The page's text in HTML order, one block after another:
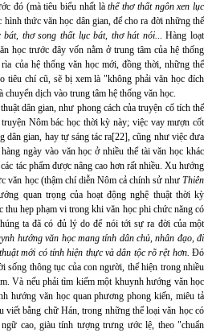
đó (mà tiêu biểu nhất làthể thơ thất ngôn xen lục
thức văn học dân gian, để cho ra đời những thể
bát, thơ song thất lục bát, thơ hát nói... Hàng loạt
học trước đây vốn nằm ở trung tâm của hệ thống
của hệ thống văn học mới, đồng thời, những thể
tiêu chí cũ, sẽ bị xem là "không phải văn học đích
dịch vào trung tâm hệ thống văn học.
dân gian, như phong cách của truyện cổ tích thế
Nôm bác học thời kỳ này; việc vay mượn cốt
dân gian, hay tự sáng tác ra[22], cũng như việc đưa
ngày vào văn học ở nhiều thể tài văn học khác
tác phẩm được nâng cao hơn rất nhiều. Xu hướng
văn học (thậm chí diễn Nôm cả chính sử như Thiên
quan trọng của hoạt động nghệ thuật thời kỳ
hẹp phạm vi trong khi văn học phi chức năng có
ta đã có đủ lý do để nói tới sự ra đời của một
hướng văn học mang tính dân chủ, nhân đạo, đi
mới có tính hiện thực và dân tộc rõ rệt hơn. Đó
sống thông tục của con người, thể hiện trong nhiều
Và nếu phải tìm kiếm một khuynh hướng văn học
hướng văn học quan phương phong kiến, miêu tả
viết bằng chữ Hán, trong những thể loại văn học có
cao, giàu tính tượng trưng ước lệ, theo "chuẩn